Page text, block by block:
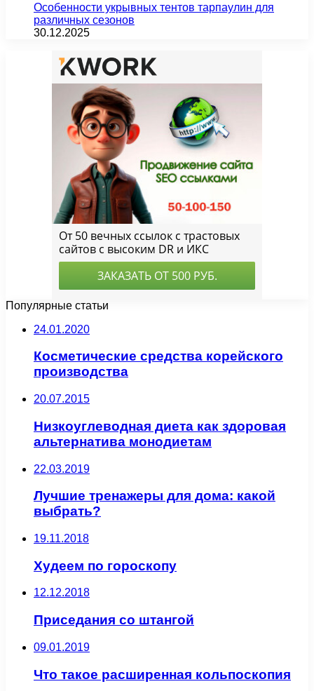
Особенности укрывных тентов тарпаулин для
различных сезонов
30.12.2025
Популярные статьи
24.01.2020
Косметические средства корейского
производства
20.07.2015
Низкоуглеводная диета как здоровая
альтернатива монодиетам
22.03.2019
Лучшие тренажеры для дома: какой
выбрать?
19.11.2018
Худеем по гороскопу
12.12.2018
Приседания со штангой
09.01.2019
Что такое расширенная кольпоскопия